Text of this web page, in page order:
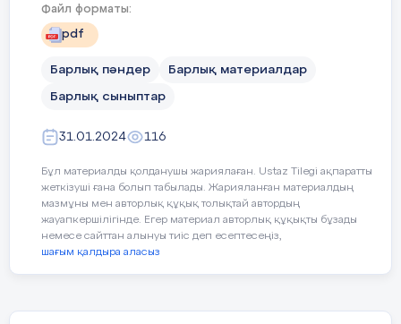
Файл форматы:
pdf
Барлық пәндер Барлық материалдар
Барлық сыныптар
31.01.2024 116
Бұл материалды қолданушы жариялаған. Ustaz Tilegi ақпаратты
жеткізуші ғана болып табылады. Жарияланған материалдың
мазмұны мен авторлық құқық толықтай автордың
жауапкершілігінде. Егер материал авторлық құқықты бұзады
немесе сайттан алынуы тиіс деп есептесеңіз,
шағым қалдыра аласыз